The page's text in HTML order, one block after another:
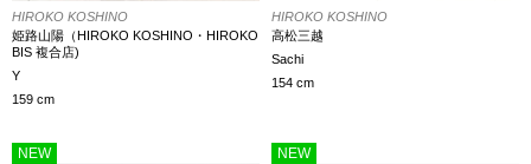
HIROKO KOSHINO
姫路山陽（HIROKO KOSHINO・HIROKO
BIS 複合店)
Y
159 cm
HIROKO KOSHINO
高松三越
Sachi
154 cm
NEW NEW